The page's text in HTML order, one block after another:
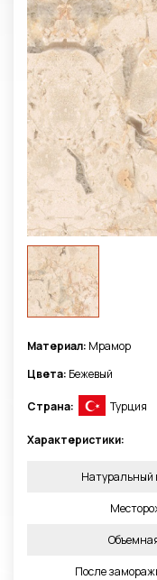
Материал: Мрамор
Цвета: Бежевый
Страна: Турция
Характеристики:
Натуральный
После